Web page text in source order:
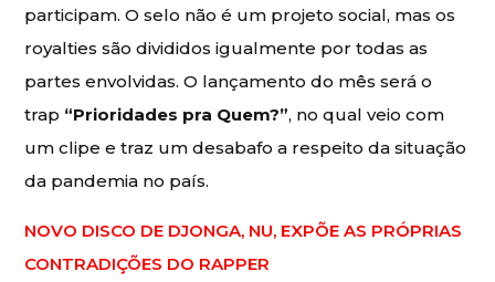
participam. O selo não é um projeto social, mas os
royalties são divididos igualmente por todas as
partes envolvidas. O lançamento do mês será o
trap “Prioridades pra Quem?”, no qual veio com
um clipe e traz um desabafo a respeito da situação
da pandemia no país.
NOVO DISCO DE DJONGA, NU, EXPÕE AS PRÓPRIAS
CONTRADIÇÕES DO RAPPER